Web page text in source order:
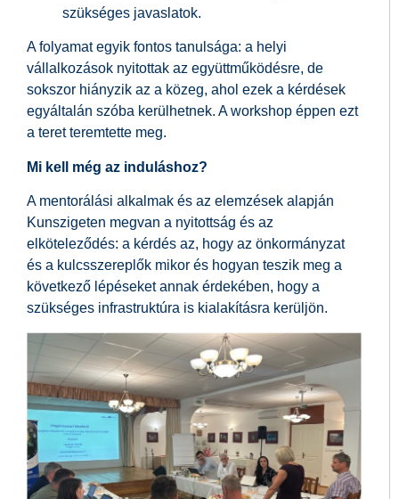
szükséges javaslatok.
A folyamat egyik fontos tanulsága: a helyi
vállalkozások nyitottak az együttműködésre, de
sokszor hiányzik az a közeg, ahol ezek a kérdések
egyáltalán szóba kerülhetnek. A workshop éppen ezt
a teret teremtette meg.
Mi kell még az induláshoz?
A mentorálási alkalmak és az elemzések alapján
Kunszigeten megvan a nyitottság és az
elköteleződés: a kérdés az, hogy az önkormányzat
és a kulcsszereplők mikor és hogyan teszik meg a
következő lépéseket annak érdekében, hogy a
szükséges infrastruktúra is kialakításra kerüljön.